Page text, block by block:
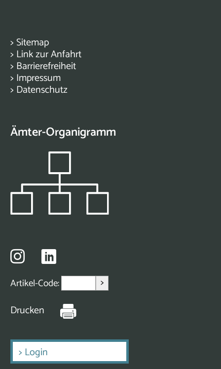
> Sitemap
> Link zur Anfahrt
> Barrierefreiheit
> Impressum
> Datenschutz
Ämter-Organigramm
Artikel-Code: >
Drucken
> Login